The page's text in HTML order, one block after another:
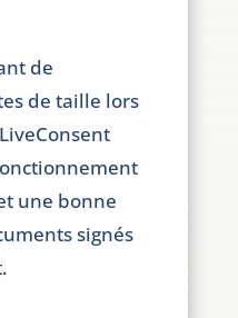
de
de taille lors
une bonne
signés